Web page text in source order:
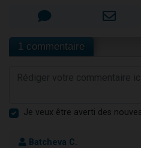
1 commentaire
Je veux être averti des
Batcheva C.